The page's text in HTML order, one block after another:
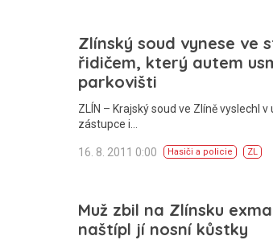
Zlínský soud vynese ve
řidičem, který autem
parkovišti
ZLÍN – Krajský soud ve Zlíně vyslechl
zástupce i…
16. 8. 2011 0:00 Hasiči a policie ZL
Muž zbil na Zlínsku
naštípl jí nosní kůstky